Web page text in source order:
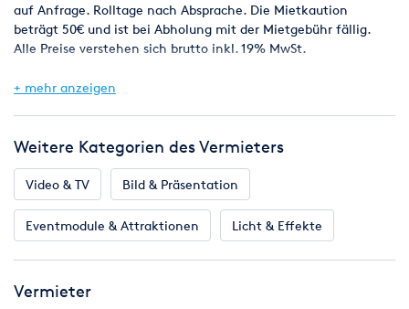
Ein 5l-Kanister hält je nach ausgetoßener Menge circa 30-90
Minuten.
vor Betrieb warm lagern, da das Fluid gefrieren kann.
gefriert.
Es sind 10 Schneemaschinen vorhanden.
BPS Eventtechnik
Patrik Schwoebel e.K.
Am Löken 46
Umsatzsteuer-Identifikationsnummer: DE815476667
auf Anfrage. Rolltage nach Absprache. Die Mietkaution
beträgt 50€ und ist bei Abholung mit der Mietgebühr fällig.
Alle Preise verstehen sich brutto inkl. 19% MwSt.
+ mehr anzeigen
Weitere Kategorien des Vermieters
Video & TV Bild & Präsentation
Eventmodule & Attraktionen Licht & Effekte
Vermieter